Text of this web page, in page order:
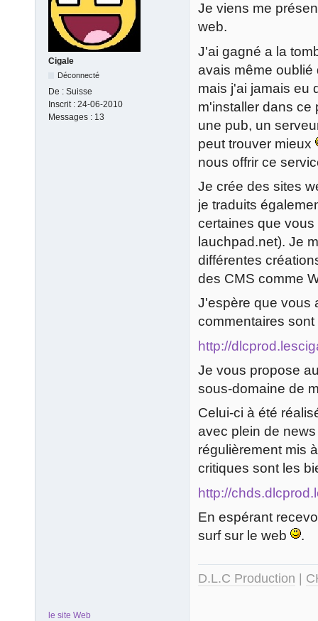
Cigale
Déconnecté
De : Suisse
Inscrit : 24-06-2010
Messages : 13
Je viens me
web.
J'ai gagné a la
avais même oublié
mais j'ai jamais eu
m'installer dans ce
une pub, un
peut trouver mieux
nous offrir ce
Je crée des sites
je traduits
certaines que
lauchpad.net). Je
différentes
des CMS comme
J'espère que vous
commentaires
http://
Je vous propose
sous-domaine de
Celui-ci à été
avec plein de
régulièrement mis
critiques sont les
http://
En espérant
surf sur le web
.
D.L.C Production |
le site Web